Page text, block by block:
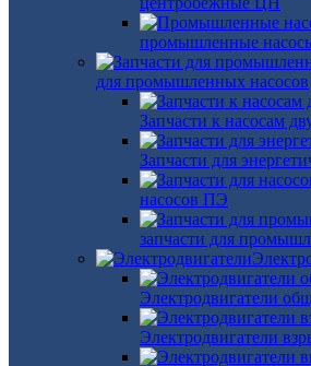
промышленные
для промышленных насосов
Запчасти к насосам
Запчасти для
насосов ПЭ
запчасти для
Электродвигатели
Электродвигатели